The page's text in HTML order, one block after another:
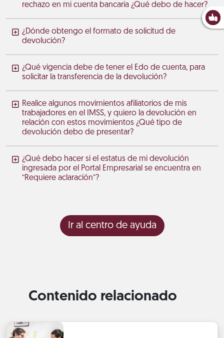
rechazo en mi cuenta bancaria ¿Qué debo de hacer?
¿Dónde obtengo el formato de solicitud de
devolución?
¿Qué vigencia debe de tener el Edo de cuenta, para
solicitar la transferencia de la devolución?
Realice algunos movimientos afiliatorios de mis
trabajadores en el IMSS, y quiero la devolución en
relación con estos movimientos ¿Qué tipo de
devolución debo de presentar?
¿Qué debo hacer si el estatus de mi devolución
ingresada por el Portal Empresarial se encuentra en
“Requiere aclaración”?
Ir al centro de ayuda
Contenido relacionado